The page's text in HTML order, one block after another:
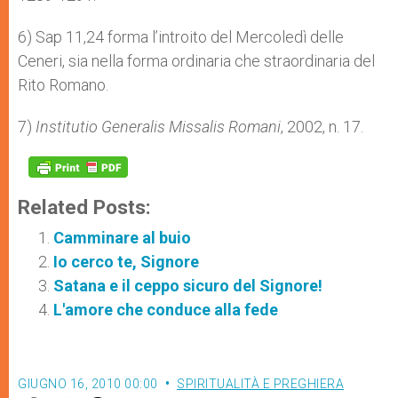
6) Sap 11,24 forma l’introito del Mercoledì delle
Ceneri, sia nella forma ordinaria che straordinaria del
Rito Romano.
7) Institutio Generalis Missalis Romani, 2002, n. 17.
Related Posts:
Camminare al buio
Io cerco te, Signore
Satana e il ceppo sicuro del Signore!
L'amore che conduce alla fede
GIUGNO 16, 2010 00:00 SPIRITUALITÀ E PREGHIERA